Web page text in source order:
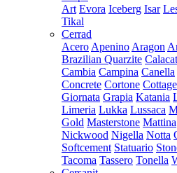
Art Evora Iceberg Isar
Tikal
Cerrad
Acero Apenino Aragon
Brazilian Quarzite
Cambia Campina Canella
Concrete Cortone Cottage
Giornata Grapia Katania
Limeria Lukka Lussaca
Gold Masterstone Mattina
Nickwood Nigella Notta
Softcement Statuario
Tacoma Tassero Tonella